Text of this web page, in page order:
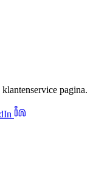
pagina.